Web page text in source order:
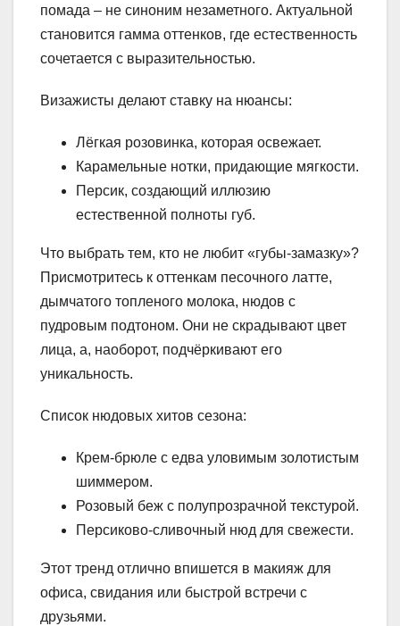
помада – не синоним незаметного. Актуальной
становится гамма оттенков, где естественность
сочетается с выразительностью.
Визажисты делают ставку на нюансы:
Лёгкая розовинка, которая освежает.
Карамельные нотки, придающие мягкости.
Персик, создающий иллюзию
естественной полноты губ.
Что выбрать тем, кто не любит «губы-замазку»?
Присмотритесь к оттенкам песочного латте,
дымчатого топленого молока, нюдов с
пудровым подтоном. Они не скрадывают цвет
лица, а, наоборот, подчёркивают его
уникальность.
Список нюдовых хитов сезона:
Крем-брюле с едва уловимым золотистым
шиммером.
Розовый беж с полупрозрачной текстурой.
Персиково-сливочный нюд для свежести.
Этот тренд отлично впишется в макияж для
офиса, свидания или быстрой встречи с
друзьями.